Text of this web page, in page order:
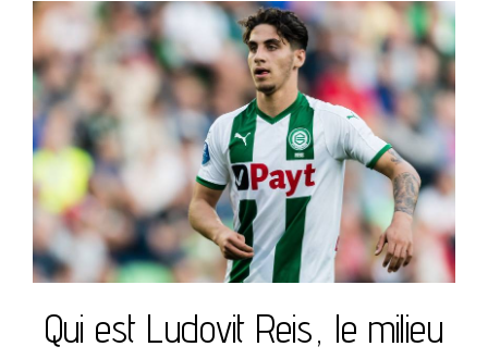
Qui est Ludovit Reis, le milieu